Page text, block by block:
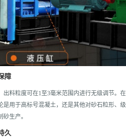
障
出料粒度可在1至3毫米范围内进行无级调节。
是用于高标号混凝土，还是其他对砂石粒形、
生产。
久